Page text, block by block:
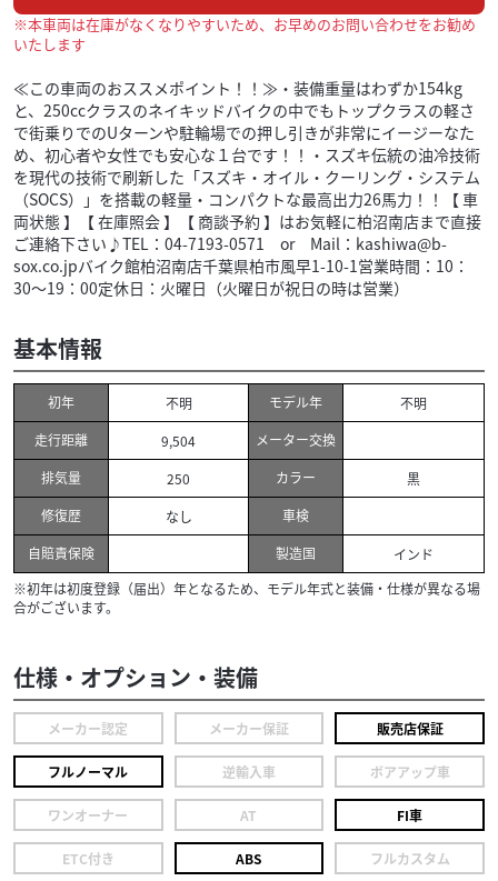
※本車両は在庫がなくなりやすいため、お早めのお問い合わせをお勧め
いたします
≪この車両のおススメポイント！！≫・装備重量はわずか154kg
と、250ccクラスのネイキッドバイクの中でもトップクラスの軽さ
で街乗りでのUターンや駐輪場での押し引きが非常にイージーなた
め、初心者や女性でも安心な１台です！！・スズキ伝統の油冷技術
を現代の技術で刷新した「スズキ・オイル・クーリング・システム
（SOCS）」を搭載の軽量・コンパクトな最高出力26馬力！！【 車
両状態 】【 在庫照会 】【 商談予約 】はお気軽に柏沼南店まで直接
ご連絡下さい♪TEL：04-7193-0571 or Mail：kashiwa@b-
sox.co.jpバイク館柏沼南店千葉県柏市風早1-10-1営業時間：10：
30～19：00定休日：火曜日（火曜日が祝日の時は営業）
基本情報
初年 不明 モデル年
不明
走行距離
9,504
メーター交換
排気量
250 カラー
黒
修復歴
なし
車検
自賠責保険
製造国
インド
※初年は初度登録（届出）年となるため、モデル年式と装備・仕様が異なる場
合がございます。
仕様・オプション・装備
メーカー認定 メーカー保証 販売店保証
フルノーマル 逆輸入車 ボアアップ車
ワンオーナー AT FI車
ETC付き ABS フルカスタム